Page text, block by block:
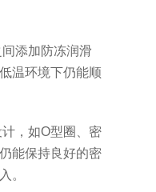
添加防冻润滑
温环境下仍能顺
，如O型圈、密
能保持良好的密
。